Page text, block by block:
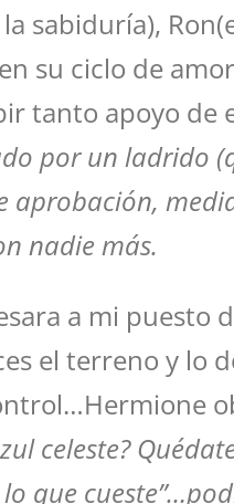
sabiduría),
su ciclo de
tanto apoyo de
por un ladrido
aprobación,
nadie más.
a mi puesto
el terreno y lo
celeste?
que